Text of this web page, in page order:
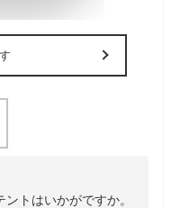
トはいかがですか。